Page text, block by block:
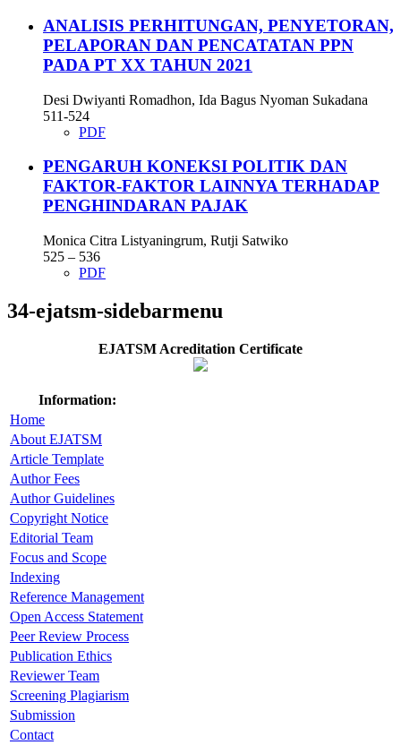
ANALISIS PERHITUNGAN, PENYETORAN,
PELAPORAN DAN PENCATATAN PPN
PADA PT XX TAHUN 2021
Desi Dwiyanti Romadhon, Ida Bagus Nyoman Sukadana
511-524
PDF
PENGARUH KONEKSI POLITIK DAN
FAKTOR-FAKTOR LAINNYA TERHADAP
PENGHINDARAN PAJAK
Monica Citra Listyaningrum, Rutji Satwiko
525 – 536
PDF
34-ejatsm-sidebarmenu
EJATSM Acreditation Certificate
Information:
Home
About EJATSM
Article Template
Author Fees
Author Guidelines
Copyright Notice
Editorial Team
Focus and Scope
Indexing
Reference Management
Open Access Statement
Peer Review Process
Publication Ethics
Reviewer Team
Screening Plagiarism
Submission
Contact